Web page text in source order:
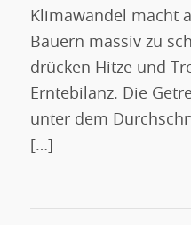
Klimawandel macht
Bauern massiv zu
drücken Hitze und
Erntebilanz. Die
unter dem
[…]